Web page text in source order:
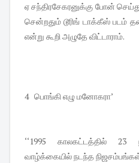
ஏ சந்திரசேகரனுக்கு போன்
சென்றதும் டூரிங் டாக்கீஸ் படம்
என்று கூறி அழுதே விட்டாராம்.
4 பொங்கி எழு மனோகரா’
‘‘1995 காலகட்டத்தில்
வாழ்க்கையில் நடந்த